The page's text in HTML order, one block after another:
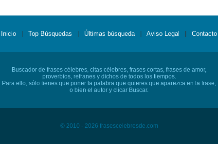
Inicio Top Búsquedas Últimas búsqueda Aviso Legal Contacto
Buscador de frases célebres, citas célebres, frases cortas, frases de amor,
proverbios, refranes y dichos de todos los tiempos.
Para ello, sólo tienes que poner la palabra que quieres que aparezca en la frase,
o bien el autor y clicar Buscar.
© 2010 - 2026 frasescelebresde.com